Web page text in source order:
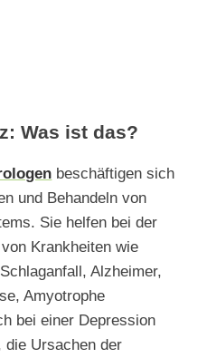
Was ist das?
beschäftigen sich
und Behandeln von
Sie helfen bei der
Krankheiten wie
Alzheimer,
Amyotrophe
bei einer Depression
die Ursachen der